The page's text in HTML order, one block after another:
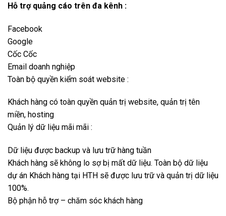
Hỗ trợ quảng cáo trên đa kênh :
Facebook
Google
Cốc Cốc
Email doanh nghiệp
Toàn bộ quyền kiểm soát website :
Khách hàng có toàn quyền quản trị website, quản trị tên
miền, hosting
Quản lý dữ liệu mãi mãi :
Dữ liệu được backup và lưu trữ hàng tuần
Khách hàng sẽ không lo sợ bị mất dữ liệu. Toàn bộ dữ liệu
dự án Khách hàng tại HTH sẽ được lưu trữ và quản trị dữ liệu
100%.
Bộ phận hỗ trợ – chăm sóc khách hàng